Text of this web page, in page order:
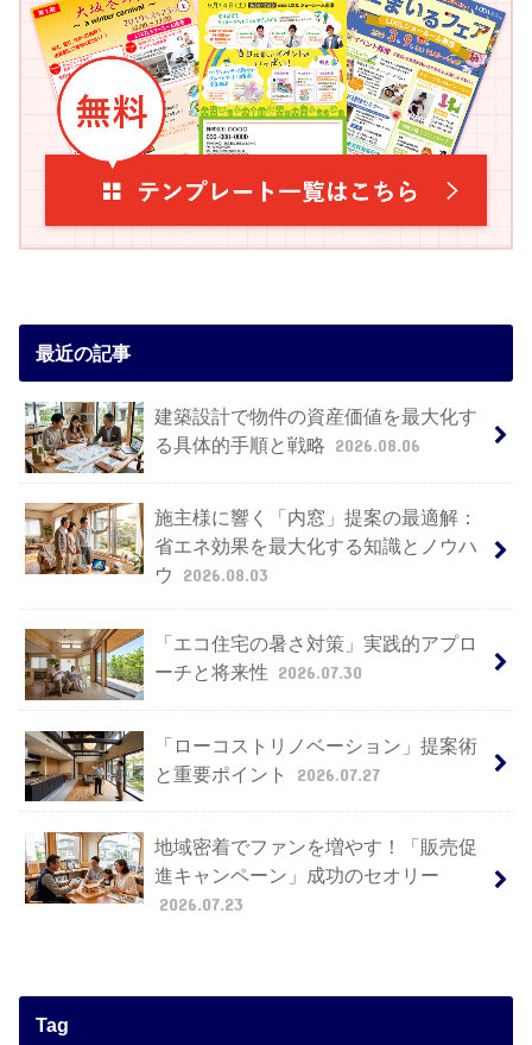
最近の記事
建築設計で物件の資産価値を最大化す
る具体的手順と戦略 2026.08.06
施主様に響く「内窓」提案の最適解：
省エネ効果を最大化する知識とノウハ
ウ
2026.08.03
「エコ住宅の暑さ対策」実践的アプロ
ーチと将来性 2026.07.30
「ローコストリノベーション」提案術
と重要ポイント
2026.07.27
地域密着でファンを増やす！「販売促
進キャンペーン」成功のセオリー
2026.07.23
Tag